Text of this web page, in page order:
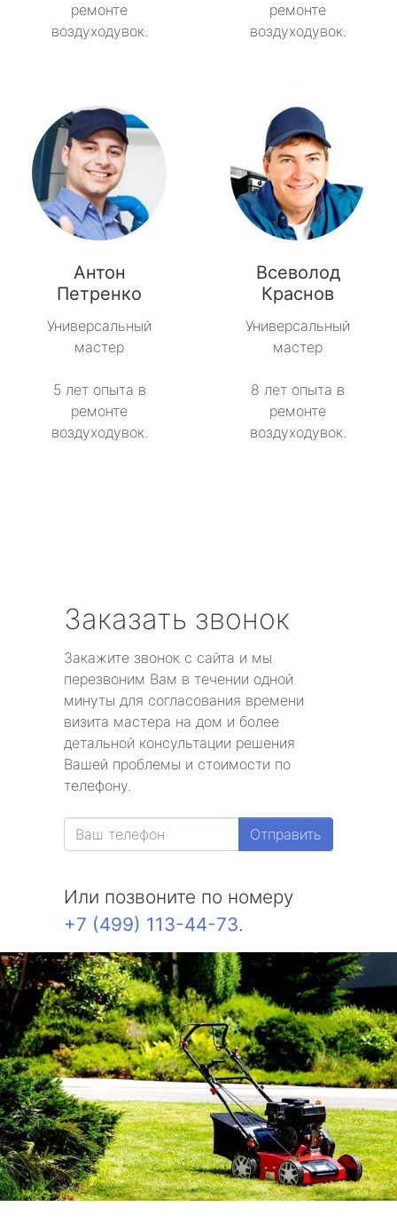
ремонте
воздуходувок.
ремонте
воздуходувок.
Антон
Петренко
Универсальный
мастер
5 лет опыта в
ремонте
воздуходувок.
Всеволод
Краснов
Универсальный
мастер
8 лет опыта в
ремонте
воздуходувок.
Заказать звонок
Закажите звонок с сайта и мы
перезвоним Вам в течении одной
минуты для согласования времени
визита мастера на дом и более
детальной консультации решения
Вашей проблемы и стоимости по
телефону.
Отправить
Или позвоните по номеру
+7 (499) 113-44-73.